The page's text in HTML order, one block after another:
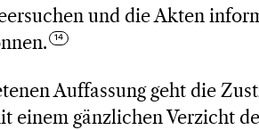
und die Akten
Auffassung geht die
einem gänzlichen Verzicht